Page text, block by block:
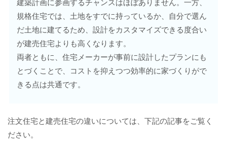
規格住宅では、土地をすでに持っているか、自分で選ん
だ土地に建てるため、設計をカスタマイズできる度合い
が建売住宅よりも高くなります。
両者ともに、住宅メーカーが事前に設計したプランにも
とづくことで、コストを抑えつつ効率的に家づくりがで
きる点は共通です。
注文住宅と建売住宅の違いについては、下記の記事をご覧く
ださい。